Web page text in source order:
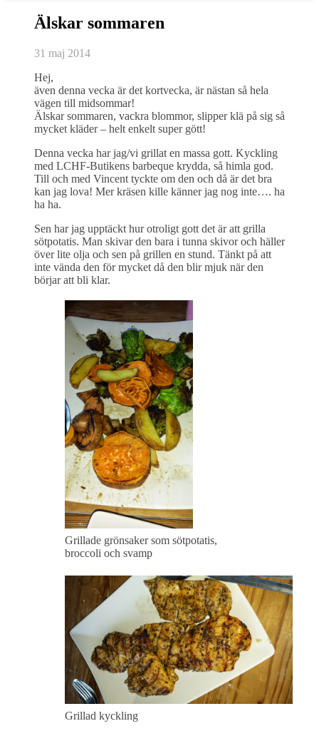
Älskar sommaren
31 maj 2014
Hej,
även denna vecka är det kortvecka, är nästan så hela
vägen till midsommar!
Älskar sommaren, vackra blommor, slipper klä på sig så
mycket kläder – helt enkelt super gött!
Denna vecka har jag/vi grillat en massa gott. Kyckling
med LCHF-Butikens barbeque krydda, så himla god.
Till och med Vincent tyckte om den och då är det bra
kan jag lova! Mer kräsen kille känner jag nog inte…. ha
ha ha.
Sen har jag upptäckt hur otroligt gott det är att grilla
sötpotatis. Man skivar den bara i tunna skivor och häller
över lite olja och sen på grillen en stund. Tänkt på att
inte vända den för mycket då den blir mjuk när den
börjar att bli klar.
Grillade grönsaker som sötpotatis,
broccoli och svamp
Grillad kyckling